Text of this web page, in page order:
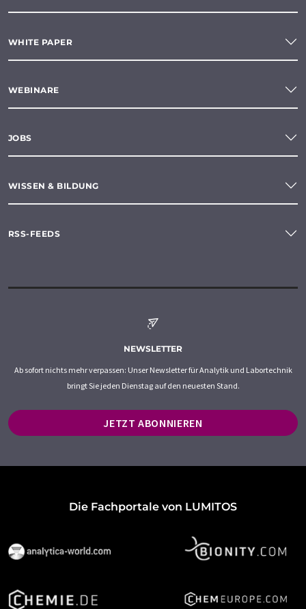
WHITE PAPER
WEBINARE
JOBS
WISSEN & BILDUNG
RSS-FEEDS
NEWSLETTER
Ab sofort nichts mehr verpassen: Unser Newsletter für Analytik und Labortechnik
bringt Sie jeden Dienstag auf den neuesten Stand.
JETZT ABONNIEREN
Die Fachportale von LUMITOS